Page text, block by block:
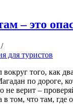
– это
для туристов
вокруг того, как
по дороге,
не верит –
том, что там, где